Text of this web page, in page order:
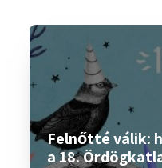
Felnőtté válik:
a 18.